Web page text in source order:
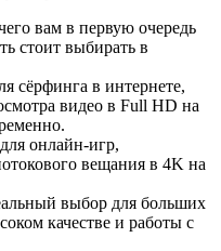
вам в первую очередь
стоит выбирать в
сёрфинга в интернете,
видео в Full HD на
онлайн-игр,
вещания в 4K на
выбор для больших
качестве и работы с